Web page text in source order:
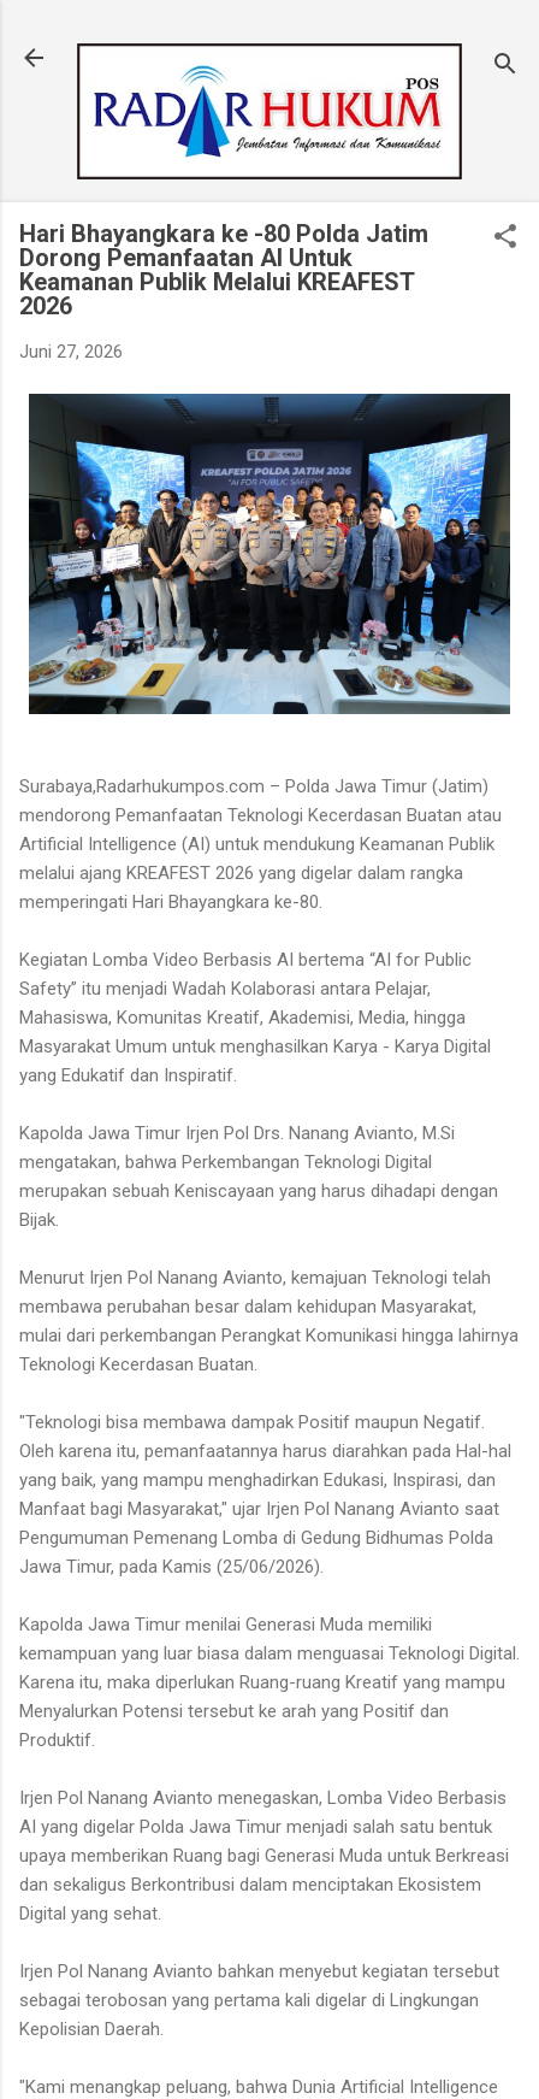
Hari Bhayangkara ke -80 Polda Jatim
Dorong Pemanfaatan AI Untuk
Keamanan Publik Melalui KREAFEST
2026
Juni 27, 2026
Surabaya,Radarhukumpos.com – Polda Jawa Timur (Jatim)
mendorong Pemanfaatan Teknologi Kecerdasan Buatan atau
Artificial Intelligence (AI) untuk mendukung Keamanan Publik
melalui ajang KREAFEST 2026 yang digelar dalam rangka
memperingati Hari Bhayangkara ke-80.
Kegiatan Lomba Video Berbasis AI bertema “AI for Public
Safety” itu menjadi Wadah Kolaborasi antara Pelajar,
Mahasiswa, Komunitas Kreatif, Akademisi, Media, hingga
Masyarakat Umum untuk menghasilkan Karya - Karya Digital
yang Edukatif dan Inspiratif.
Kapolda Jawa Timur Irjen Pol Drs. Nanang Avianto, M.Si
mengatakan, bahwa Perkembangan Teknologi Digital
merupakan sebuah Keniscayaan yang harus dihadapi dengan
Bijak.
Menurut Irjen Pol Nanang Avianto, kemajuan Teknologi telah
membawa perubahan besar dalam kehidupan Masyarakat,
mulai dari perkembangan Perangkat Komunikasi hingga lahirnya
Teknologi Kecerdasan Buatan.
"Teknologi bisa membawa dampak Positif maupun Negatif.
Oleh karena itu, pemanfaatannya harus diarahkan pada Hal-hal
yang baik, yang mampu menghadirkan Edukasi, Inspirasi, dan
Manfaat bagi Masyarakat," ujar Irjen Pol Nanang Avianto saat
Pengumuman Pemenang Lomba di Gedung Bidhumas Polda
Jawa Timur, pada Kamis (25/06/2026).
Kapolda Jawa Timur menilai Generasi Muda memiliki
kemampuan yang luar biasa dalam menguasai Teknologi Digital.
Karena itu, maka diperlukan Ruang-ruang Kreatif yang mampu
Menyalurkan Potensi tersebut ke arah yang Positif dan
Produktif.
Irjen Pol Nanang Avianto menegaskan, Lomba Video Berbasis
AI yang digelar Polda Jawa Timur menjadi salah satu bentuk
upaya memberikan Ruang bagi Generasi Muda untuk Berkreasi
dan sekaligus Berkontribusi dalam menciptakan Ekosistem
Digital yang sehat.
Irjen Pol Nanang Avianto bahkan menyebut kegiatan tersebut
sebagai terobosan yang pertama kali digelar di Lingkungan
Kepolisian Daerah.
"Kami menangkap peluang, bahwa Dunia Artificial Intelligence